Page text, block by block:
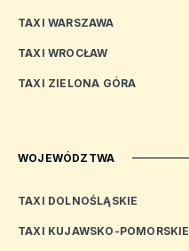
TAXI WARSZAWA
TAXI WROCŁAW
TAXI ZIELONA GÓRA
WOJEWÓDZTWA
TAXI DOLNOŚLĄSKIE
TAXI KUJAWSKO-POMORSKIE